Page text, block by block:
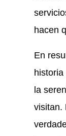
hacen
En
la
visitan.